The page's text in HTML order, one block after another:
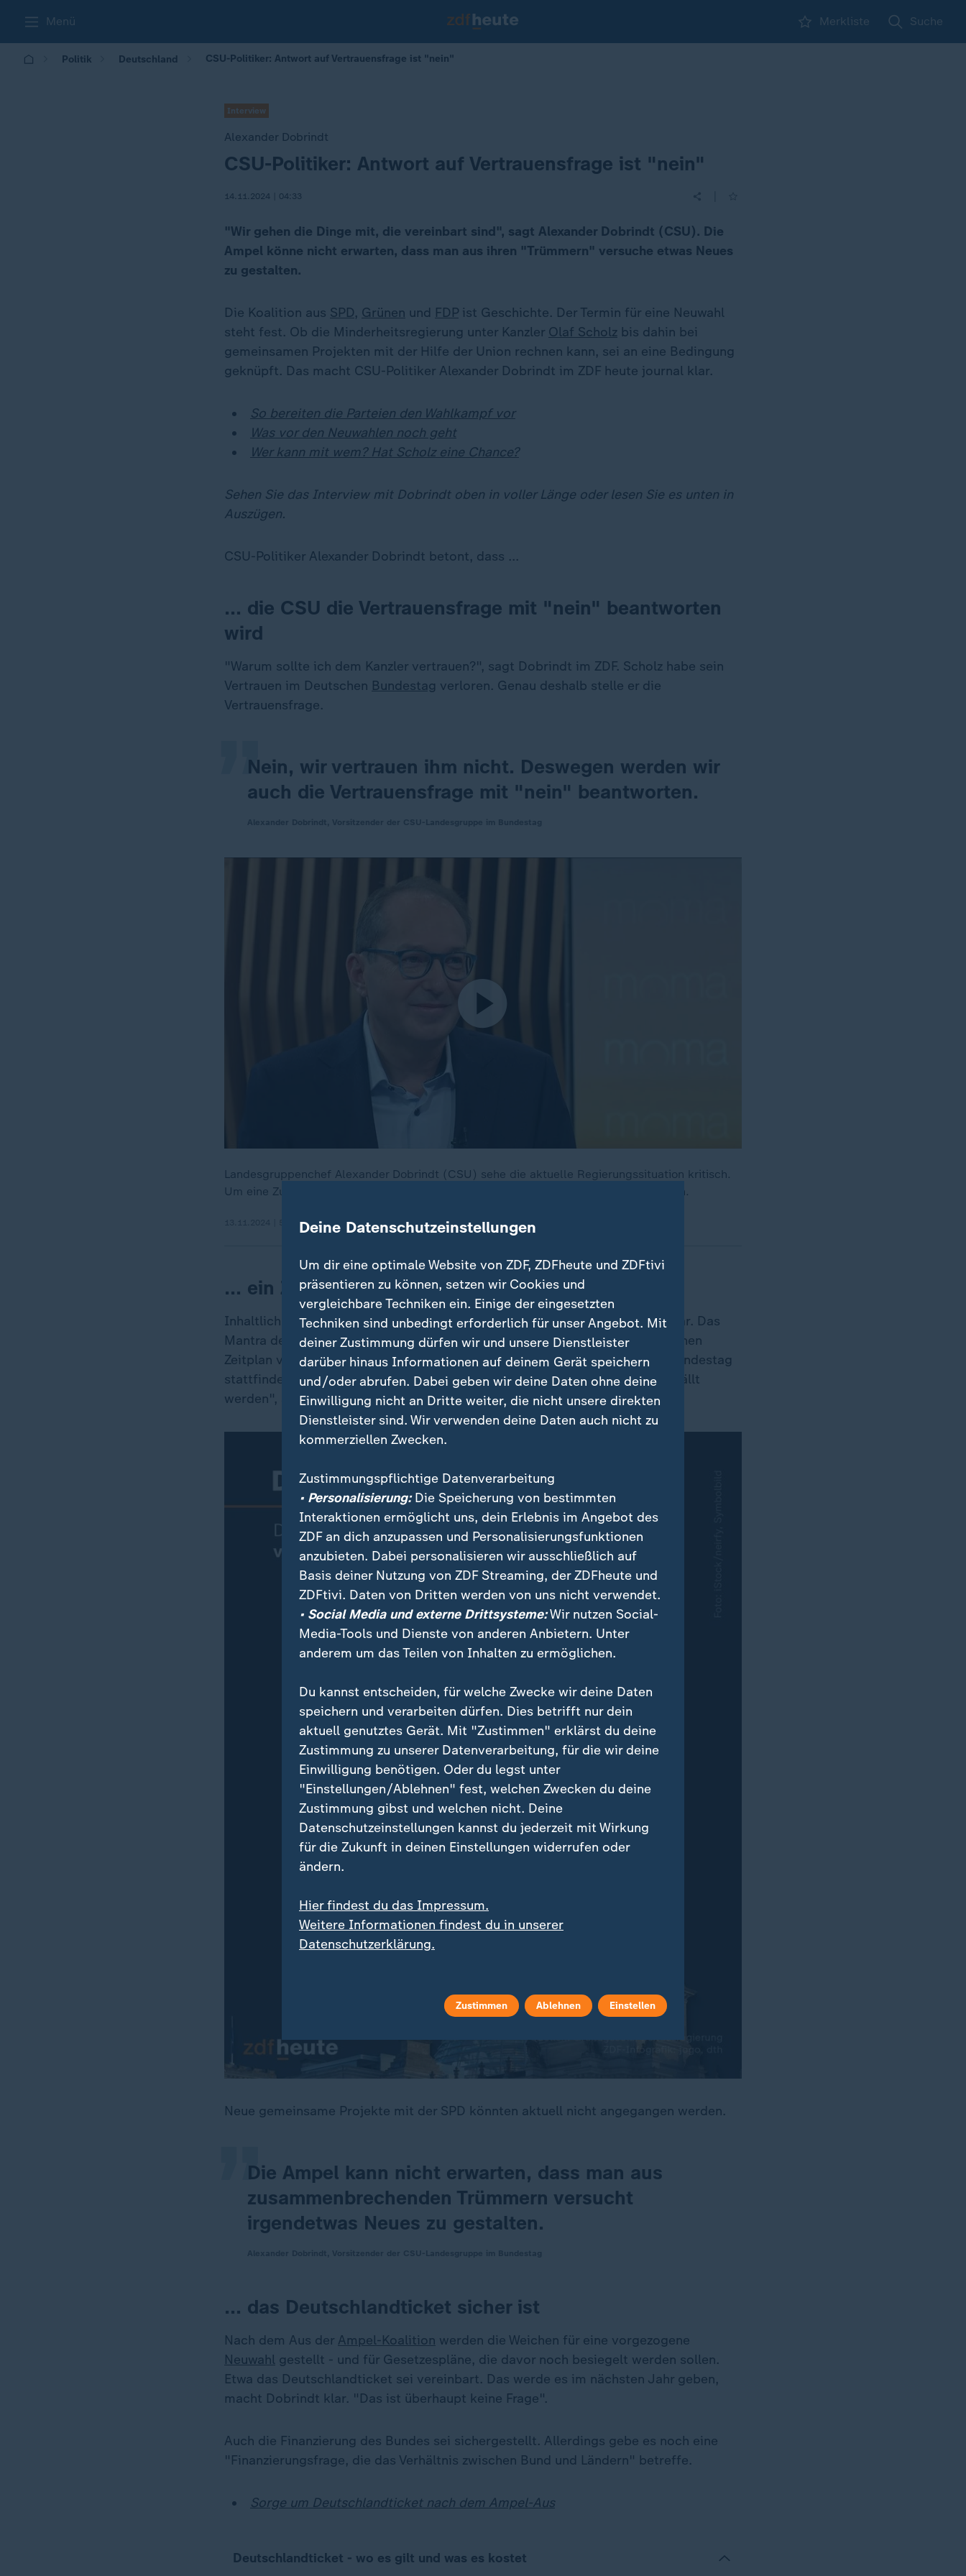
Menü Merkliste Suche
Politik Deutschland CSU-Politiker: Antwort auf Vertrauensfrage ist "nein"
Interview
Alexander Dobrindt
:
CSU-Politiker: Antwort auf Vertrauensfrage ist "nein"
14.11.2024 | 04:33
"Wir gehen die Dinge mit, die vereinbart sind", sagt Alexander Dobrindt (CSU). Die
Ampel könne nicht erwarten, dass man aus ihren "Trümmern" versuche etwas Neues
zu gestalten.
Die Koalition aus SPD, Grünen und FDP ist Geschichte. Der Termin für eine Neuwahl
steht fest. Ob die Minderheitsregierung unter Kanzler Olaf Scholz bis dahin bei
gemeinsamen Projekten mit der Hilfe der Union rechnen kann, sei an eine Bedingung
geknüpft. Das macht CSU-Politiker Alexander Dobrindt im ZDF heute journal klar.
So bereiten die Parteien den Wahlkampf vor
Was vor den Neuwahlen noch geht
Wer kann mit wem? Hat Scholz eine Chance?
Sehen Sie das Interview mit Dobrindt oben in voller Länge oder lesen Sie es unten in
Auszügen.
CSU-Politiker Alexander Dobrindt betont, dass ...
... die CSU die Vertrauensfrage mit "nein" beantworten
wird
"Warum sollte ich dem Kanzler vertrauen?", sagt Dobrindt im ZDF. Scholz habe sein
Vertrauen im Deutschen Bundestag verloren. Genau deshalb stelle er die
Vertrauensfrage.
Nein, wir vertrauen ihm nicht. Deswegen werden wir
auch die Vertrauensfrage mit "nein" beantworten.
„
Landesgruppenchef Alexander Dobrindt (CSU) sehe die aktuelle Regierungssituation kritisch.
Um eine Zukunft planen zu können, müsse "erst die Vertrauensfrage" gestellt werden.
13.11.2024 | 5:21 min
... ein Zeitplan vereinbart ist
Inhaltlich gehe dieCSU"Dinge mit, die vereinbart sind", macht Dobrindt klar. Das
Mantra der Union "erst die Vertrauensfrage, dann Gespräche". "Wir haben einen
Zeitplan vereinbart. Das erste ist, dass die Vertrauensfrage im Deutschen Bundestag
stattfindet. Danach können Entscheidungen, die wir gemeinsam treffen, gefällt
werden", so Dobrindt.
Neue gemeinsame Projekte mit der SPD könnten aktuell nicht angegangen werden.
Die Ampel kann nicht erwarten, dass man aus
zusammenbrechenden Trümmern versucht
irgendetwas Neues zu gestalten.
„
... das Deutschlandticket sicher ist
Nach dem Aus der Ampel-Koalition werden die Weichen für eine vorgezogene
Neuwahl gestellt - und für Gesetzespläne, die davor noch besiegelt werden sollen.
Etwa das Deutschlandticket sei vereinbart. Das werde es im nächsten Jahr geben,
macht Dobrindt klar. "Das ist überhaupt keine Frage".
Auch die Finanzierung des Bundes sei sichergestellt. Allerdings gebe es noch eine
"Finanzierungsfrage, die das Verhältnis zwischen Bund und Ländern" betreffe.
Sorge um Deutschlandticket nach dem Ampel-Aus
Deutschlandticket - wo es gilt und was es kostet
Deine Datenschutzeinstellungen
Um dir eine optimale Website von ZDF, ZDFheute und ZDFtivi
präsentieren zu können, setzen wir Cookies und
vergleichbare Techniken ein. Einige der eingesetzten
Techniken sind unbedingt erforderlich für unser Angebot. Mit
deiner Zustimmung dürfen wir und unsere Dienstleister
darüber hinaus Informationen auf deinem Gerät speichern
und/oder abrufen. Dabei geben wir deine Daten ohne deine
Einwilligung nicht an Dritte weiter, die nicht unsere direkten
Dienstleister sind. Wir verwenden deine Daten auch nicht zu
kommerziellen Zwecken.
Zustimmungspflichtige Datenverarbeitung
• Personalisierung:Die Speicherung von bestimmten
Interaktionen ermöglicht uns, dein Erlebnis im Angebot des
ZDF an dich anzupassen und Personalisierungsfunktionen
anzubieten. Dabei personalisieren wir ausschließlich auf
Basis deiner Nutzung von ZDF Streaming, der ZDFheute und
ZDFtivi. Daten von Dritten werden von uns nicht verwendet.
• Social Media und externe Drittsysteme:Wir nutzen Social-
Media-Tools und Dienste von anderen Anbietern. Unter
anderem um das Teilen von Inhalten zu ermöglichen.
Du kannst entscheiden, für welche Zwecke wir deine Daten
speichern und verarbeiten dürfen. Dies betrifft nur dein
aktuell genutztes Gerät. Mit "Zustimmen" erklärst du deine
Zustimmung zu unserer Datenverarbeitung, für die wir deine
Einwilligung benötigen. Oder du legst unter
"Einstellungen/Ablehnen" fest, welchen Zwecken du deine
Zustimmung gibst und welchen nicht. Deine
Datenschutzeinstellungen kannst du jederzeit mit Wirkung
für die Zukunft in deinen Einstellungen widerrufen oder
ändern.
Hier findest du das Impressum.
Weitere Informationen findest du in unserer
Datenschutzerklärung.
Zustimmen Ablehnen Einstellen